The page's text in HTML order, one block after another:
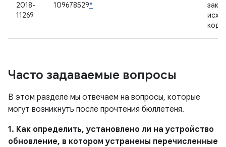
2018-
11269
109678529*
Часто задаваемые вопросы
В этом разделе мы отвечаем на вопросы, которые
могут возникнуть после прочтения бюллетеня.
1. Как определить, установлено ли на устройство
обновление, в котором устранены перечисленные